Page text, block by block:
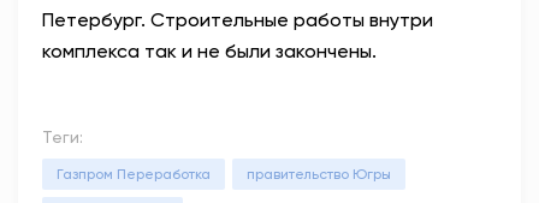
Петербург. Строительные работы внутри
комплекса так и не были закончены.
Теги:
Газпром Переработка правительство Югры